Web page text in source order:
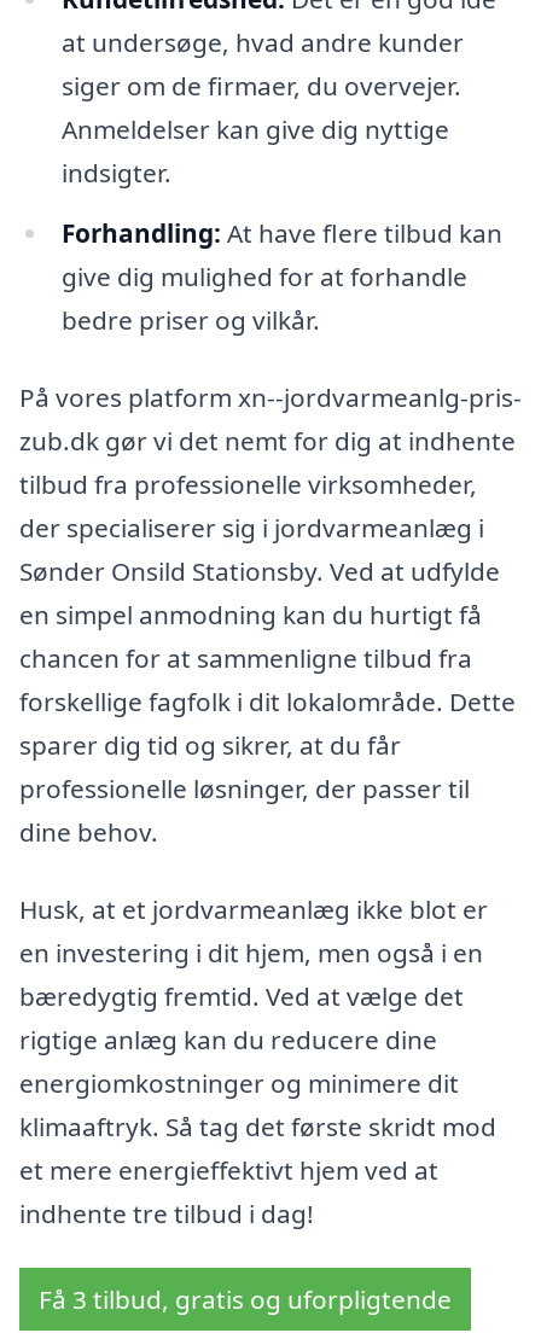
at undersøge, hvad andre kunder
siger om de firmaer, du overvejer.
Anmeldelser kan give dig nyttige
indsigter.
Forhandling: At have flere tilbud kan
give dig mulighed for at forhandle
bedre priser og vilkår.
På vores platform xn--jordvarmeanlg-pris-
zub.dk gør vi det nemt for dig at indhente
tilbud fra professionelle virksomheder,
der specialiserer sig i jordvarmeanlæg i
Sønder Onsild Stationsby. Ved at udfylde
en simpel anmodning kan du hurtigt få
chancen for at sammenligne tilbud fra
forskellige fagfolk i dit lokalområde. Dette
sparer dig tid og sikrer, at du får
professionelle løsninger, der passer til
dine behov.
Husk, at et jordvarmeanlæg ikke blot er
en investering i dit hjem, men også i en
bæredygtig fremtid. Ved at vælge det
rigtige anlæg kan du reducere dine
energiomkostninger og minimere dit
klimaaftryk. Så tag det første skridt mod
et mere energieffektivt hjem ved at
indhente tre tilbud i dag!
Få 3 tilbud, gratis og uforpligtende